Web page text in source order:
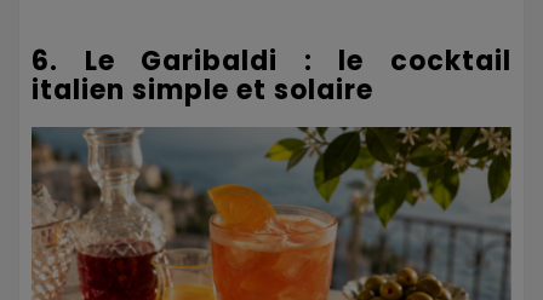
6. Le Garibaldi : le cocktail
italien simple et solaire